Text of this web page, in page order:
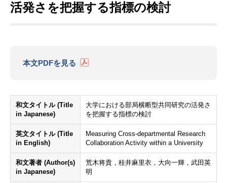
活発さを把握する指標の検討
本文PDFを見る
和文タイトル (Title
in Japanese)
大学における部局横断型共同研究の活発さ
を把握する指標の検討
英文タイトル (Title
in English)
Measuring Cross-departmental Research
Collaboration Activity within a University
和文著者 (Author(s)
in Japanese)
荒木将貴，桂井麻里衣，大向一輝，武田英
明